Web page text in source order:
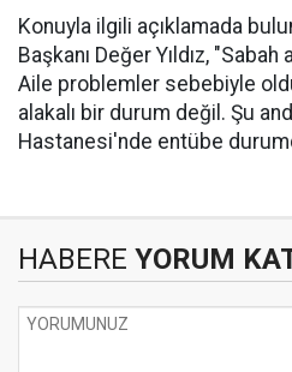
Konuyla ilgili açıklamada
Başkanı Değer Yıldız,
Aile problemler sebebiyle
alakalı bir durum değil. Şu
Hastanesi'nde entübe
HABERE YORUM